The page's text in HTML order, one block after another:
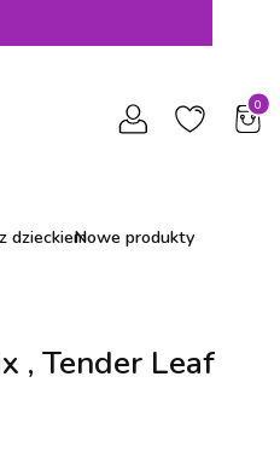
dzieckiemNowe produkty
, Tender Leaf